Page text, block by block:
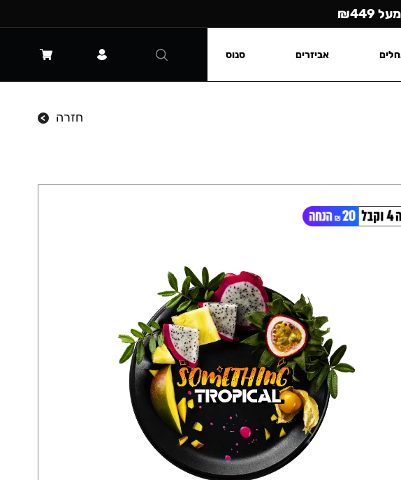
חזרה
אביזרים סנוס